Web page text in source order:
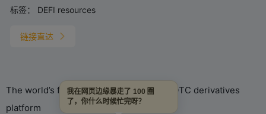
标签： DEFI resources
链接直达
The world’s first decentralized bilateral OTC derivatives
platform
我在网页边缘暴走了 100 圈
了，你什么时候忙完呀？